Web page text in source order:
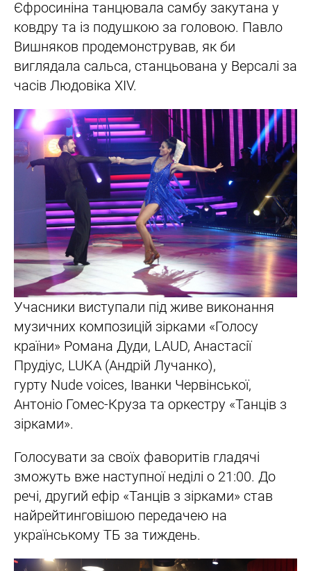
Єфросиніна танцювала самбу закутана у
ковдру та із подушкою за головою. Павло
Вишняков продемонстрував, як би
виглядала сальса, станцьована у Версалі за
часів Людовіка XIV.
Учасники виступали під живе виконання
музичних композицій зірками «Голосу
країни» Романа Дуди, LAUD, Анастасії
Прудіус, LUKA (Андрій Лучанко),
гурту Nude voices, Іванки Червінської,
Антоніо Гомес-Круза та оркестру «Танців з
зірками».
Голосувати за своїх фаворитів гладячі
зможуть вже наступної неділі о 21:00. До
речі, другий ефір «Танців з зірками» став
найрейтинговішою передачею на
українському ТБ за тиждень.